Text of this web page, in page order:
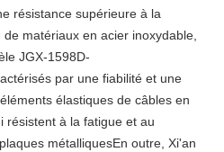
résistance supérieure à la
matériaux en acier inoxydable,
JGX-1598D-
par une fiabilité et une
élastiques de câbles en
résistent à la fatigue et au
métalliquesEn outre, Xi'an